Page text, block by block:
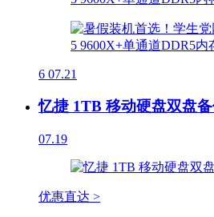
6 07.21
忆捷 1TB 移动硬盘双盘
07.19
优惠直达 >